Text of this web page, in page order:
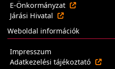
E-Önkormányzat
Járási Hivatal
Weboldal információk
Impresszum
Adatkezelési tájékoztató